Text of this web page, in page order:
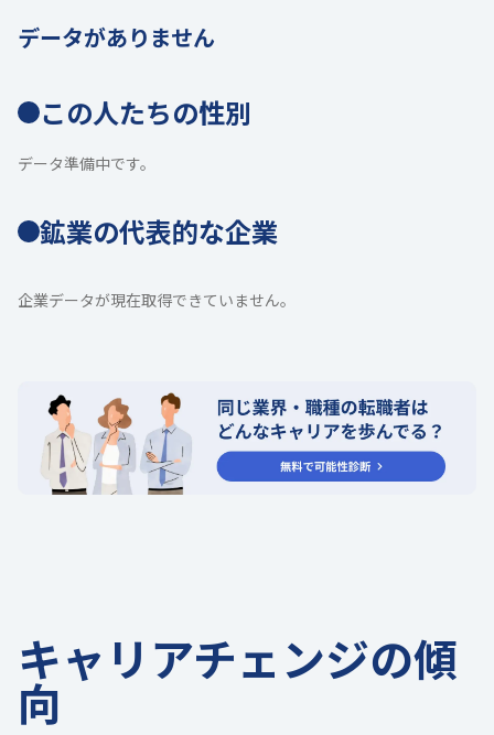
データがありません
この人たちの性別
データ準備中です。
鉱業の代表的な企業
企業データが現在取得できていません。
キャリアチェンジの傾
向